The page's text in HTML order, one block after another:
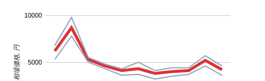
5000
10000
相場価格, 円